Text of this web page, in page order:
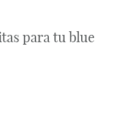
para tu blue